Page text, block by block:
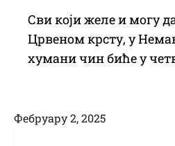
Сви који желе и могу
Црвеном крсту, у
хумани чин биће у
Фебруарy 2, 2025